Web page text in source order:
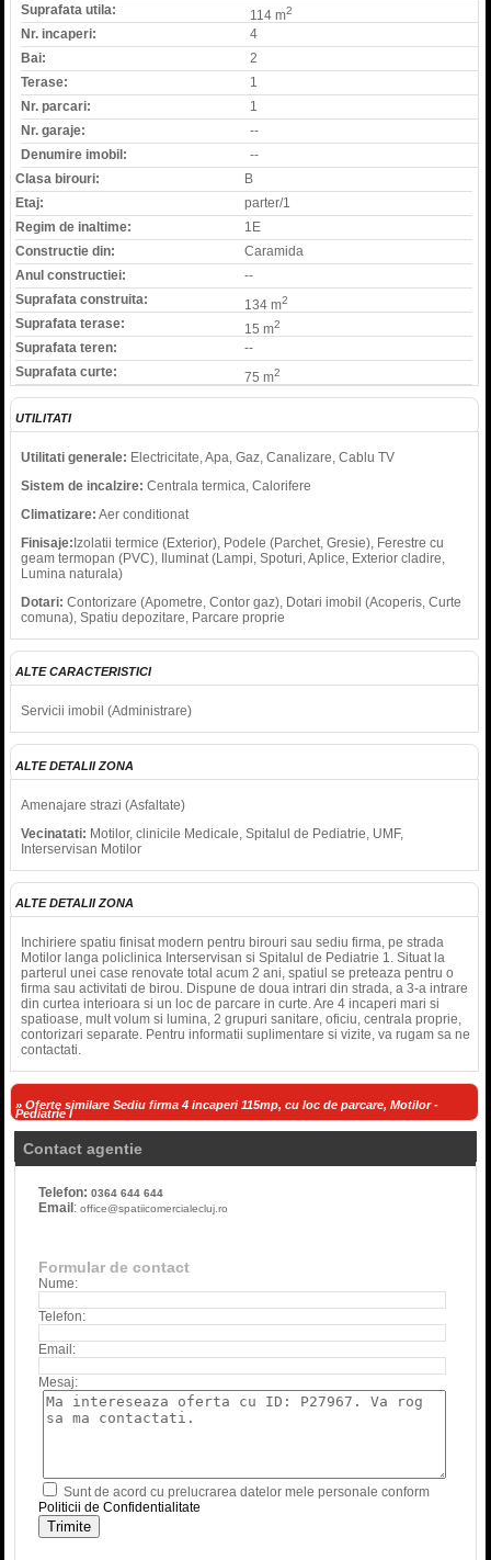
Suprafata utila:
114 m2
Nr. incaperi:
4
Bai:
2
Terase:
1
Nr. parcari:
1
Nr. garaje:
--
Denumire imobil:
--
Clasa birouri:
B
Etaj:
parter/1
Regim de inaltime:
1E
Constructie din:
Caramida
Anul constructiei:
--
Suprafata construita:
134 m2
Suprafata terase: 15 m2
Suprafata teren:
--
Suprafata curte:
75 m2
UTILITATI
Utilitati generale: Electricitate, Apa, Gaz, Canalizare, Cablu TV
Sistem de incalzire: Centrala termica, Calorifere
Climatizare: Aer conditionat
Finisaje: Izolatii termice (Exterior), Podele (Parchet, Gresie), Ferestre cu
geam termopan (PVC), Iluminat (Lampi, Spoturi, Aplice, Exterior cladire,
Lumina naturala)
Dotari: Contorizare (Apometre, Contor gaz), Dotari imobil (Acoperis, Curte
comuna), Spatiu depozitare, Parcare proprie
ALTE CARACTERISTICI
Servicii imobil (Administrare)
ALTE DETALII ZONA
Amenajare strazi (Asfaltate)
Vecinatati: Motilor, clinicile Medicale, Spitalul de Pediatrie, UMF,
Interservisan Motilor
ALTE DETALII ZONA
Inchiriere spatiu finisat modern pentru birouri sau sediu firma, pe strada
Motilor langa policlinica Interservisan si Spitalul de Pediatrie 1. Situat la
parterul unei case renovate total acum 2 ani, spatiul se preteaza pentru o
firma sau activitati de birou. Dispune de doua intrari din strada, a 3-a intrare
din curtea interioara si un loc de parcare in curte. Are 4 incaperi mari si
spatioase, mult volum si lumina, 2 grupuri sanitare, oficiu, centrala proprie,
contorizari separate. Pentru informatii suplimentare si vizite, va rugam sa ne
contactati.
» Oferte similare Sediu firma 4 incaperi 115mp, cu loc de parcare, Motilor -
Pediatrie I
Contact agentie
Telefon:0364 644 644
Email:office@spatiicomercialecluj.ro
Formular de contact
Nume:
Telefon:
Email:
Mesaj:
Sunt de acord cu prelucrarea datelor mele personale conform
Politicii de Confidentialitate